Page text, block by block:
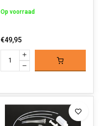
Op voorraad
€49,95